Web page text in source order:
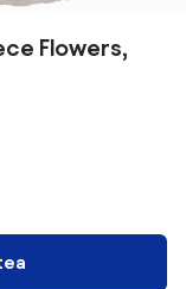
Flowers,